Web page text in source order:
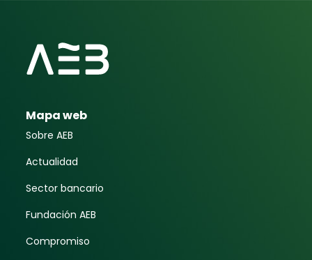
Mapa web
Sobre AEB
Actualidad
Sector bancario
Fundación AEB
Compromiso